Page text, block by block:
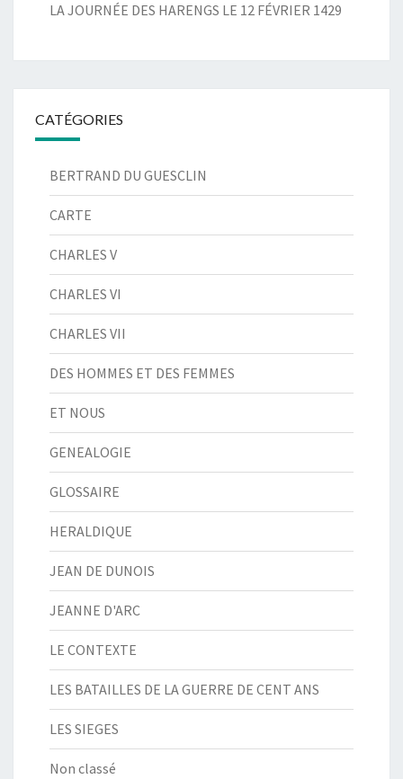
LA JOURNÉE DES HARENGS LE 12 FÉVRIER 1429
CATÉGORIES
BERTRAND DU GUESCLIN
CARTE
CHARLES V
CHARLES VI
CHARLES VII
DES HOMMES ET DES FEMMES
ET NOUS
GENEALOGIE
GLOSSAIRE
HERALDIQUE
JEAN DE DUNOIS
JEANNE D'ARC
LE CONTEXTE
LES BATAILLES DE LA GUERRE DE CENT ANS
LES SIEGES
Non classé